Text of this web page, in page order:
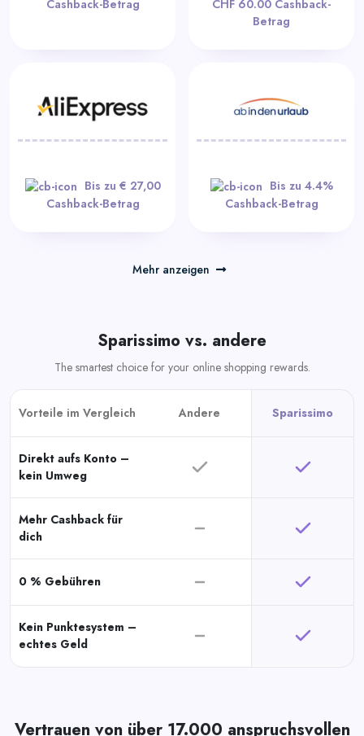
Cashback-Betrag
CHF 60.00 Cashback-
Betrag
Bis zu € 27,00
Cashback-Betrag
Bis zu 4.4%
Cashback-Betrag
Mehr anzeigen
Sparissimo vs. andere
The smartest choice for your online shopping rewards.
Vorteile im Vergleich Andere Sparissimo
Direkt aufs Konto –
kein Umweg
Mehr Cashback für
dich
0 % Gebühren
Kein Punktesystem –
echtes Geld
Vertrauen von über 17.000 anspruchsvollen